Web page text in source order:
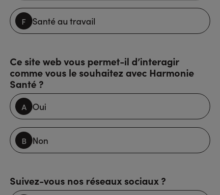
Santé au travail
Ce site web vous permet-il d’interagir
comme vous le souhaitez avec Harmonie
Santé ?
Oui
Non
Suivez-vous nos réseaux sociaux ?